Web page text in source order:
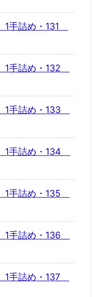
1手詰め・131
1手詰め・132
1手詰め・133
1手詰め・134
1手詰め・135
1手詰め・136
1手詰め・137